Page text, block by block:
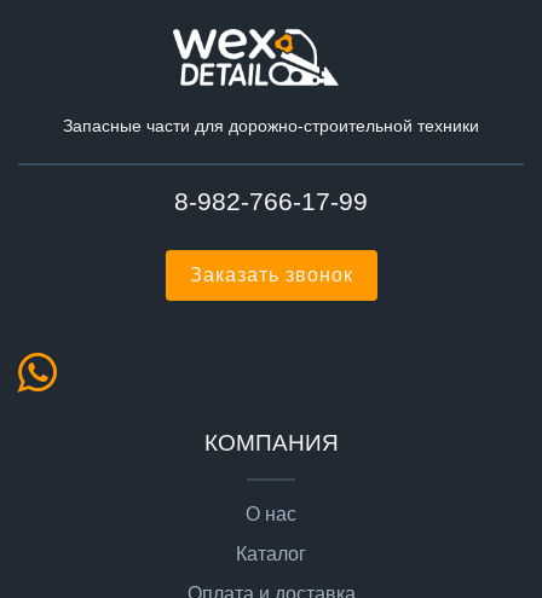
Запасные части для дорожно-строительной техники
8-982-766-17-99
Заказать звонок
КОМПАНИЯ
О нас
Каталог